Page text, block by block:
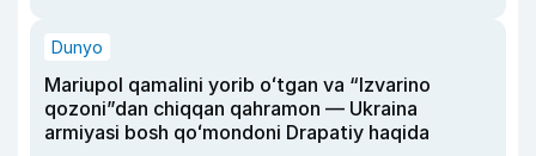
Dunyo
Mariupol qamalini yorib oʻtgan va “Izvarino
qozoni”dan chiqqan qahramon — Ukraina
armiyasi bosh qoʻmondoni Drapatiy haqida